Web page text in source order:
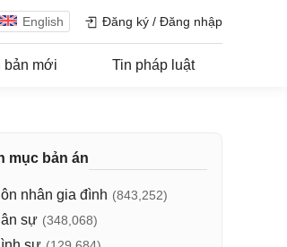
English Đăng ký / Đăng nhập
bản mới Tin pháp luật
mục bản án
nhân gia đình (843,252)
sự (348,068)